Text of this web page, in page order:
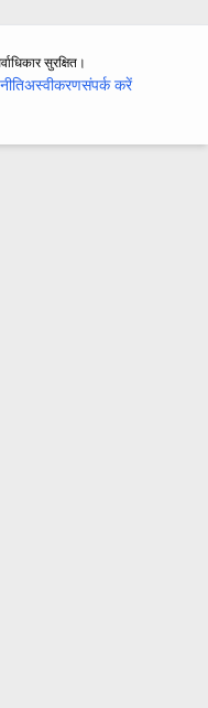
सुरक्षित।
अस्वीकरणसंपर्क करें